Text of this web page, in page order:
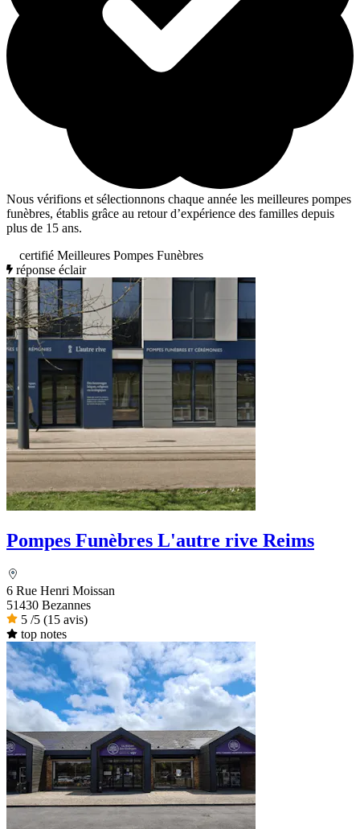
Nous vérifions et sélectionnons chaque année les meilleures pompes
funèbres, établis grâce au retour d’expérience des familles depuis
plus de 15 ans.
certifié Meilleures Pompes Funèbres
réponse éclair
Pompes Funèbres L'autre rive Reims
6 Rue Henri Moissan
51430 Bezannes
5 /5 (15 avis)
top notes